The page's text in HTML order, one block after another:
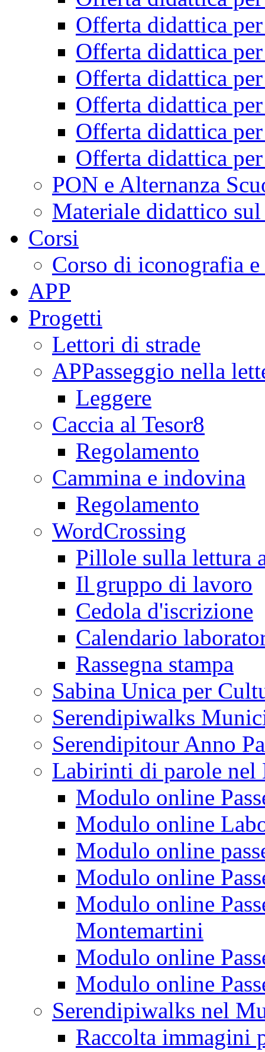
Offerta didattica
Offerta didattica
Offerta didattica
Offerta didattica
Offerta didattica
Offerta didattica
PON e Alternanza
Materiale didattico
Corsi
Corso di iconografia
APP
Progetti
Lettori di strade
APPasseggio nella
Leggere
Caccia al Tesor8
Regolamento
Cammina e indovina
Regolamento
WordCrossing
Pillole sulla lettura
Il gruppo di lavoro
Cedola d'iscrizione
Calendario
Rassegna stampa
Sabina Unica per
Serendipiwalks
Serendipitour Anno
Labirinti di parole
Modulo online
Modulo online
Modulo online
Modulo online
Modulo online
Montemartini
Modulo online
Modulo online
Serendipiwalks nel
Raccolta immagini